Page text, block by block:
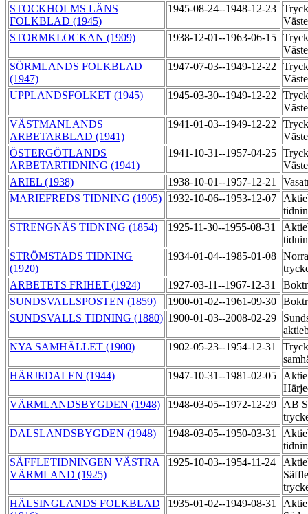
STOCKHOLMS LÄNS
FOLKBLAD (1945)
1945-08-24--1948-12-23
STORMKLOCKAN (1909)
1938-12-01--1963-06-15
SÖRMLANDS FOLKBLAD
(1947)
1947-07-03--1949-12-22
UPPLANDSFOLKET (1945)
1945-03-30--1949-12-22
VÄSTMANLANDS
ARBETARBLAD (1941)
1941-01-03--1949-12-22
ÖSTERGÖTLANDS
ARBETARTIDNING (1941)
1941-10-31--1957-04-25
ARIEL (1938)
1938-10-01--1957-12-21
MARIEFREDS TIDNING (1905) 1932-10-06--1953-12-07
STRENGNÄS TIDNING (1854)
1925-11-30--1955-08-31
STRÖMSTADS TIDNING
(1920)
1934-01-04--1985-01-08
ARBETETS FRIHET (1924)
1927-03-11--1967-12-31
SUNDSVALLSPOSTEN (1859)
1900-01-02--1961-09-30
SUNDSVALLS TIDNING (1880) 1900-01-03--2008-02-29
NYA SAMHÄLLET (1900)
1902-05-23--1954-12-31
HÄRJEDALEN (1944)
1947-10-31--1981-02-05
VÄRMLANDSBYGDEN (1948)
1948-03-05--1972-12-29
AB
DALSLANDSBYGDEN (1948)
1948-03-05--1950-03-31
SÄFFLETIDNINGEN VÄSTRA
VÄRMLAND (1925)
1925-10-03--1954-11-24
HÄLSINGLANDS FOLKBLAD
1935-01-02--1949-08-31